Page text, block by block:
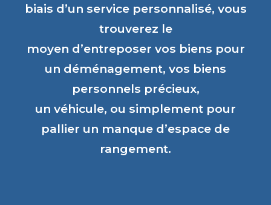
biais d’un service personnalisé, vous
trouverez le
moyen d’entreposer vos biens pour
un déménagement, vos biens
personnels précieux,
un véhicule, ou simplement pour
pallier un manque d’espace de
rangement.